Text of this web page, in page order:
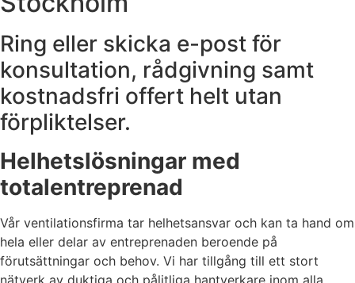
Ring eller skicka e-post för
konsultation, rådgivning samt
kostnadsfri offert helt utan
förpliktelser.
Helhetslösningar med
totalentreprenad
Vår ventilationsfirma tar helhetsansvar och kan ta hand om
hela eller delar av entreprenaden beroende på
förutsättningar och behov. Vi har tillgång till ett stort